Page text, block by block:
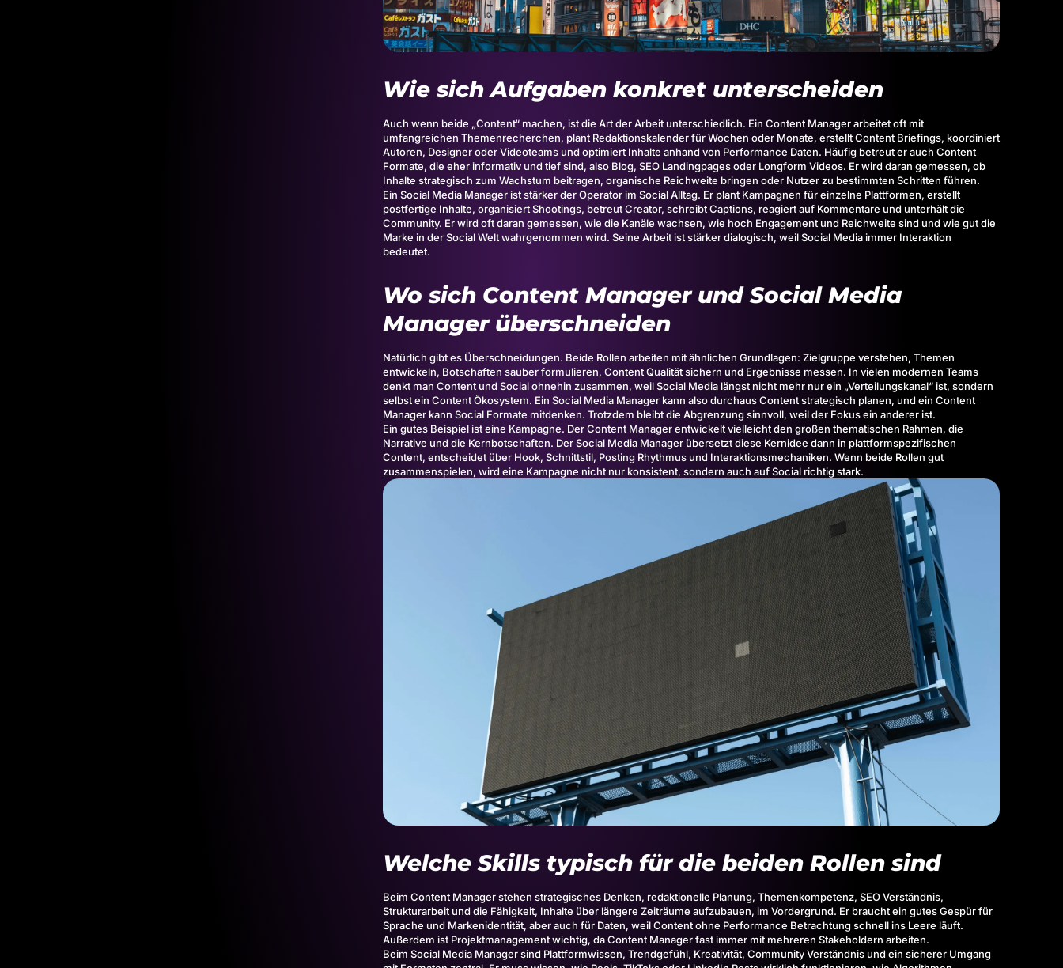
Wie sich Aufgaben konkret unterscheiden
Auch wenn beide „Content“ machen, ist die Art der Arbeit unterschiedlich. Ein Content Manager arbeitet oft mit
umfangreichen Themenrecherchen, plant Redaktionskalender für Wochen oder Monate, erstellt Content Briefings, koordiniert
Autoren, Designer oder Videoteams und optimiert Inhalte anhand von Performance Daten. Häufig betreut er auch Content
Formate, die eher informativ und tief sind, also Blog, SEO Landingpages oder Longform Videos. Er wird daran gemessen, ob
Inhalte strategisch zum Wachstum beitragen, organische Reichweite bringen oder Nutzer zu bestimmten Schritten führen.
Ein Social Media Manager ist stärker der Operator im Social Alltag. Er plant Kampagnen für einzelne Plattformen, erstellt
postfertige Inhalte, organisiert Shootings, betreutCreator, schreibt Captions, reagiert auf Kommentare und unterhält die
Community. Er wird oft daran gemessen, wie die Kanäle wachsen, wie hoch Engagement und Reichweite sind und wie gut die
Marke in der Social Welt wahrgenommen wird. Seine Arbeit ist stärker dialogisch, weil Social Media immer Interaktion
bedeutet.
Wo sich Content Manager und Social Media
Manager überschneiden
Natürlich gibt es Überschneidungen. Beide Rollen arbeiten mit ähnlichen Grundlagen: Zielgruppe verstehen, Themen
entwickeln, Botschaften sauber formulieren, Content Qualität sichern und Ergebnisse messen. In vielen modernen Teams
denkt man Content und Social ohnehin zusammen, weil Social Media längst nicht mehr nur ein „Verteilungskanal“ ist, sondern
selbst ein Content Ökosystem. Ein Social Media Manager kann also durchausContentstrategisch planen, und ein Content
Manager kann Social Formate mitdenken. Trotzdem bleibt die Abgrenzung sinnvoll, weil der Fokus ein anderer ist.
Ein gutes Beispiel ist eine Kampagne. Der Content Manager entwickelt vielleicht den großen thematischen Rahmen, die
Narrative und die Kernbotschaften. Der Social Media Manager übersetzt diese Kernidee dann in plattformspezifischen
Content, entscheidet über Hook, Schnittstil, Posting Rhythmus und Interaktionsmechaniken. Wenn beide Rollen gut
zusammenspielen, wird eine Kampagne nicht nur konsistent, sondern auch auf Social richtig stark.
Welche Skills typisch für die beiden Rollen sind
Beim Content Manager stehen strategisches Denken, redaktionelle Planung, Themenkompetenz, SEO Verständnis,
Strukturarbeit und die Fähigkeit, Inhalte über längere Zeiträume aufzubauen, im Vordergrund. Er braucht ein gutes Gespür für
Sprache und Markenidentität, aber auch für Daten, weil Content ohne Performance Betrachtung schnell ins Leere läuft.
Außerdem ist Projektmanagement wichtig, da Content Manager fast immer mit mehreren Stakeholdern arbeiten.
Beim Social Media Manager sind Plattformwissen, Trendgefühl, Kreativität, Community Verständnis und ein sicherer Umgang